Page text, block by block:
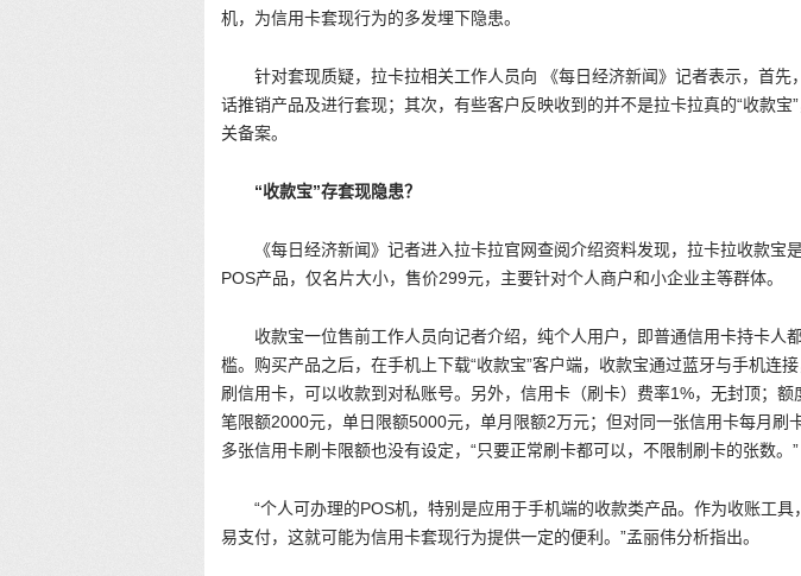
机，为信用卡套现行为的多发埋下隐患。
针对套现质疑，拉卡拉相关工作人员向 《每日经济新闻》记者表示，首先
话推销产品及进行套现；其次，有些客户反映收到的并不是拉卡拉真的“收款宝
关备案。
“收款宝”存套现隐患？
《每日经济新闻》记者进入拉卡拉官网查阅介绍资料发现，拉卡拉收款宝
POS产品，仅名片大小，售价299元，主要针对个人商户和小企业主等群体。
收款宝一位售前工作人员向记者介绍，纯个人用户，即普通信用卡持卡人
槛。购买产品之后，在手机上下载“收款宝”客户端，收款宝通过蓝牙与手机连
刷信用卡，可以收款到对私账号。另外，信用卡（刷卡）费率1%，无封顶；
笔限额2000元，单日限额5000元，单月限额2万元；但对同一张信用卡每月刷
多张信用卡刷卡限额也没有设定，“只要正常刷卡都可以，不限制刷卡的张数。”
“个人可办理的POS机，特别是应用于手机端的收款类产品。作为收账工
易支付，这就可能为信用卡套现行为提供一定的便利。”孟丽伟分析指出。